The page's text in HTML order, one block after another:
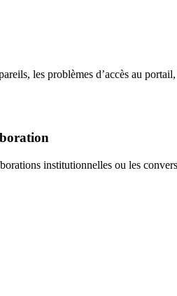
les problèmes d’accès au
institutionnelles ou les